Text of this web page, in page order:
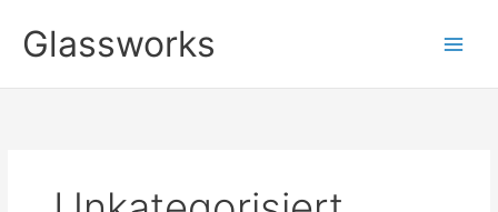
Inhalt
springenGlassworks
nach: